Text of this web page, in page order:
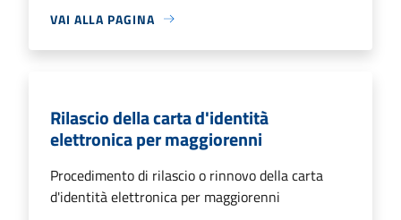
VAI ALLA PAGINA
Rilascio della carta d'identità
elettronica per maggiorenni
Procedimento di rilascio o rinnovo della carta
d'identità elettronica per maggiorenni